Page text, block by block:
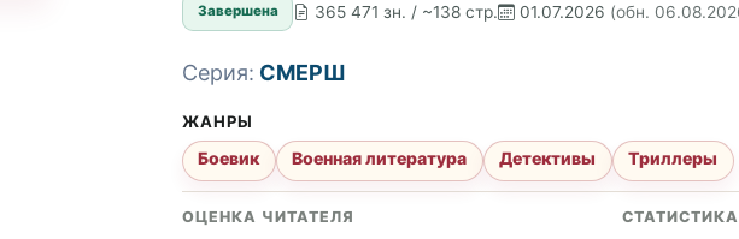
Завершена 365 471 зн. / ~138 стр. 01.07.2026 (обн.
Серия: СМЕРШ
ЖАНРЫ
Боевик Военная литература Детективы Триллеры
ОЦЕНКА ЧИТАТЕЛЯ СТАТИСТИКА